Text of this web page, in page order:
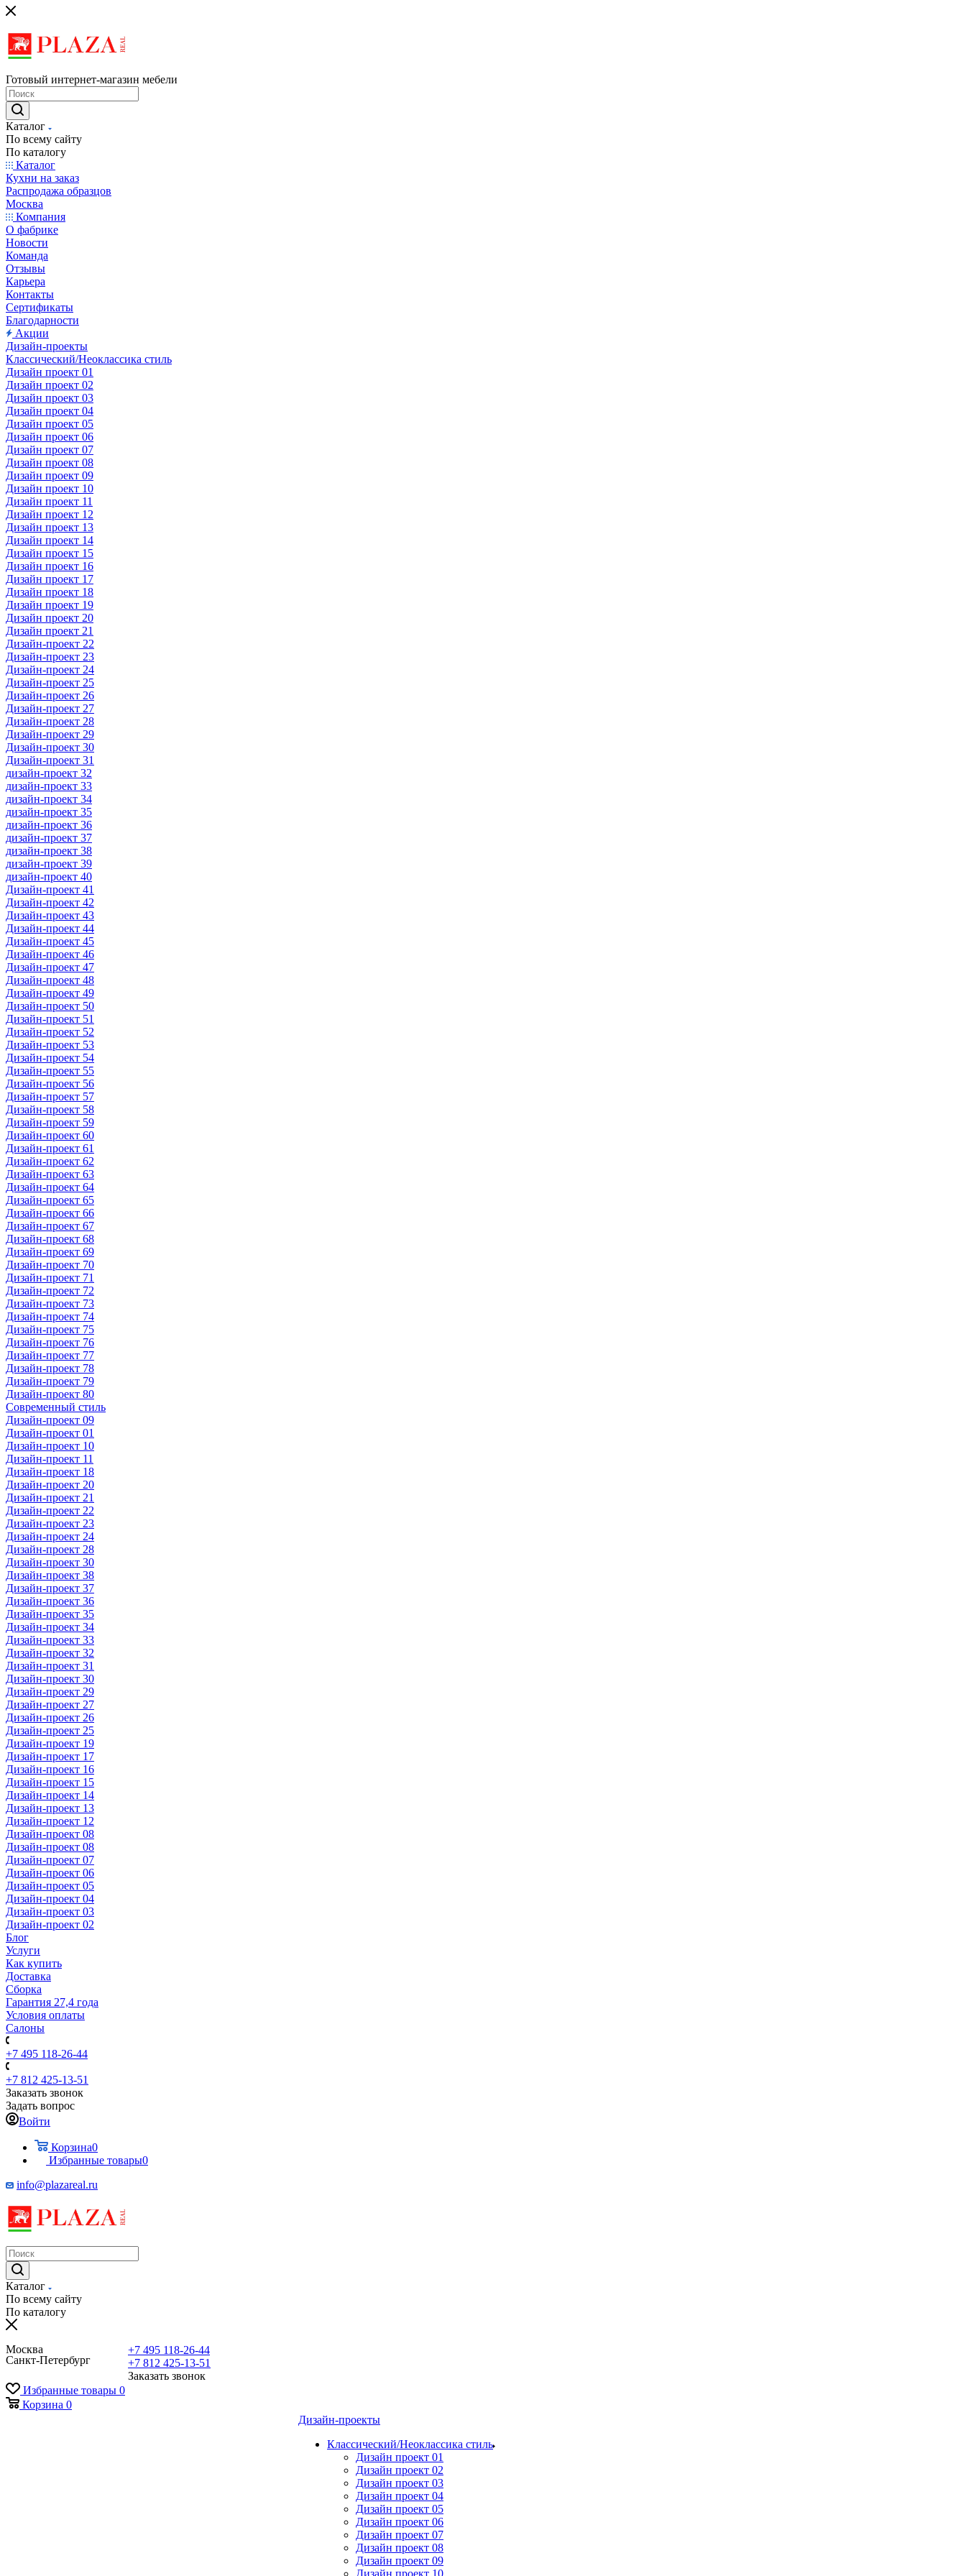
Готовый интернет-магазин мебели
Каталог
По всему сайту
По каталогу
Каталог
Кухни на заказ
Распродажа образцов
Москва
Компания
О фабрике
Новости
Команда
Отзывы
Карьера
Контакты
Сертификаты
Благодарности
Акции
Дизайн-проекты
Классический/Неоклассика стиль
Дизайн проект 01
Дизайн проект 02
Дизайн проект 03
Дизайн проект 04
Дизайн проект 05
Дизайн проект 06
Дизайн проект 07
Дизайн проект 08
Дизайн проект 09
Дизайн проект 10
Дизайн проект 11
Дизайн проект 12
Дизайн проект 13
Дизайн проект 14
Дизайн проект 15
Дизайн проект 16
Дизайн проект 17
Дизайн проект 18
Дизайн проект 19
Дизайн проект 20
Дизайн проект 21
Дизайн-проект 22
Дизайн-проект 23
Дизайн-проект 24
Дизайн-проект 25
Дизайн-проект 26
Дизайн-проект 27
Дизайн-проект 28
Дизайн-проект 29
Дизайн-проект 30
Дизайн-проект 31
дизайн-проект 32
дизайн-проект 33
дизайн-проект 34
дизайн-проект 35
дизайн-проект 36
дизайн-проект 37
дизайн-проект 38
дизайн-проект 39
дизайн-проект 40
Дизайн-проект 41
Дизайн-проект 42
Дизайн-проект 43
Дизайн-проект 44
Дизайн-проект 45
Дизайн-проект 46
Дизайн-проект 47
Дизайн-проект 48
Дизайн-проект 49
Дизайн-проект 50
Дизайн-проект 51
Дизайн-проект 52
Дизайн-проект 53
Дизайн-проект 54
Дизайн-проект 55
Дизайн-проект 56
Дизайн-проект 57
Дизайн-проект 58
Дизайн-проект 59
Дизайн-проект 60
Дизайн-проект 61
Дизайн-проект 62
Дизайн-проект 63
Дизайн-проект 64
Дизайн-проект 65
Дизайн-проект 66
Дизайн-проект 67
Дизайн-проект 68
Дизайн-проект 69
Дизайн-проект 70
Дизайн-проект 71
Дизайн-проект 72
Дизайн-проект 73
Дизайн-проект 74
Дизайн-проект 75
Дизайн-проект 76
Дизайн-проект 77
Дизайн-проект 78
Дизайн-проект 79
Дизайн-проект 80
Современный стиль
Дизайн-проект 09
Дизайн-проект 01
Дизайн-проект 10
Дизайн-проект 11
Дизайн-проект 18
Дизайн-проект 20
Дизайн-проект 21
Дизайн-проект 22
Дизайн-проект 23
Дизайн-проект 24
Дизайн-проект 28
Дизайн-проект 30
Дизайн-проект 38
Дизайн-проект 37
Дизайн-проект 36
Дизайн-проект 35
Дизайн-проект 34
Дизайн-проект 33
Дизайн-проект 32
Дизайн-проект 31
Дизайн-проект 30
Дизайн-проект 29
Дизайн-проект 27
Дизайн-проект 26
Дизайн-проект 25
Дизайн-проект 19
Дизайн-проект 17
Дизайн-проект 16
Дизайн-проект 15
Дизайн-проект 14
Дизайн-проект 13
Дизайн-проект 12
Дизайн-проект 08
Дизайн-проект 08
Дизайн-проект 07
Дизайн-проект 06
Дизайн-проект 05
Дизайн-проект 04
Дизайн-проект 03
Дизайн-проект 02
Блог
Услуги
Как купить
Доставка
Сборка
Гарантия 27,4 года
Условия оплаты
Салоны
+7 495 118-26-44
+7 812 425-13-51
Заказать звонок
Задать вопрос
Войти
Корзина0
Избранные товары0
info@plazareal.ru
Каталог
По всему сайту
По каталогу
Москва
Санкт-Петербург
+7 495 118-26-44
+7 812 425-13-51
Заказать звонок
Избранные товары 0
Корзина 0
Дизайн-проекты
Классический/Неоклассика стиль
Дизайн проект 01
Дизайн проект 02
Дизайн проект 03
Дизайн проект 04
Дизайн проект 05
Дизайн проект 06
Дизайн проект 07
Дизайн проект 08
Дизайн проект 09
Дизайн проект 10